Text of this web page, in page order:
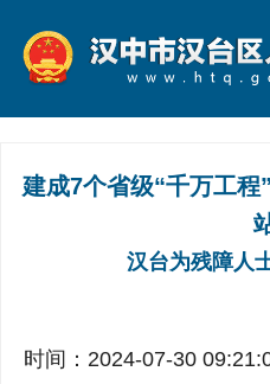
建成7个省级“千万工
汉台为残障人
时间：2024-07-30